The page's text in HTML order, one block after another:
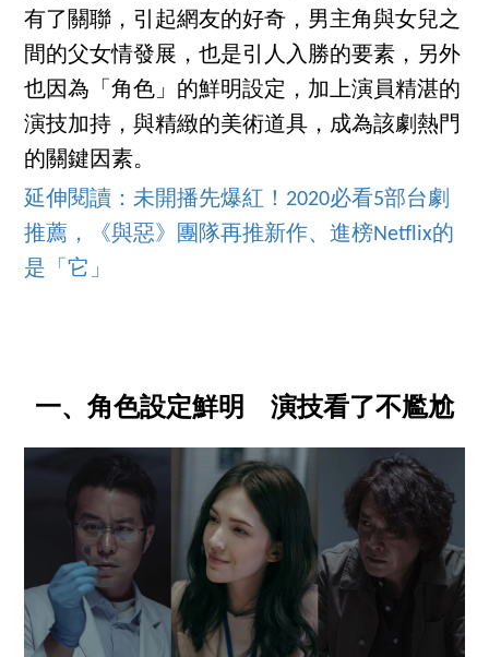
有了關聯，引起網友的好奇，男主角與女兒之
間的父女情發展，也是引人入勝的要素，另外
也因為「角色」的鮮明設定，加上演員精湛的
演技加持，與精緻的美術道具，成為該劇熱門
的關鍵因素。
延伸閱讀：未開播先爆紅！2020必看5部台劇
推薦，《與惡》團隊再推新作、進榜Netflix的
是「它」
一、角色設定鮮明 演技看了不尷尬